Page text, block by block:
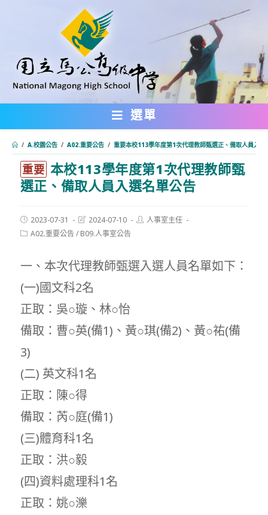
內
選單
/ A.校園公告 / A02.重要公告 / 重要本校113學年度第1次代理教師甄選正、備取人員入選
重要 本校113學年度第1次代理教師甄
選正、備取人員入選名單公告
Post
published:
2023-07-31
Post
modified:
2024-07-10
Post人事室主任
PostA02.重要公告/ B09.人事室公告
一、本次代理教師甄選入選人員名單如下：
(一)國文科2名
正取：吳○璇、林○怡
備取：曹○英(備1)、黃○琪(備2)、黃○祐(備
3)
(二) 英文科1名
正取：陳○得
備取：芮○庭(備1)
(三)體育科1名
正取：洪○毅
(四)資料處理科1名
正取：姚○濼